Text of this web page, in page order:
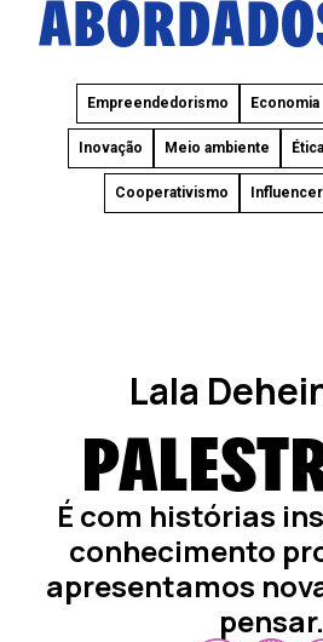
Empreendedorismo Economia
Inovação Meio ambiente Ética
Cooperativismo Influencer
Lala
É com histórias
conhecimento
apresentamos
pensar.